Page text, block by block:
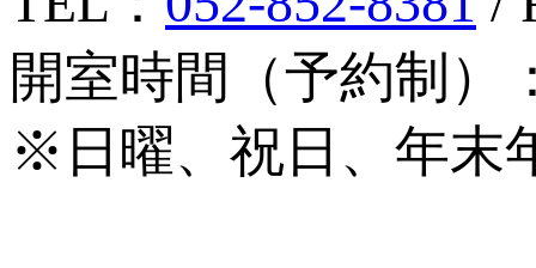
開室時間（予約制
※日曜、祝日、年末